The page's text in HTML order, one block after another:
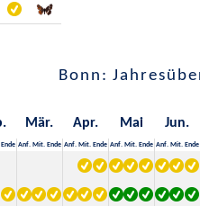
Bonn:
Mär. Apr. Mai Jun.
Ende Anf. Mit. Ende Anf. Mit. Ende Anf. Mit. Ende Anf. Mit. Ende